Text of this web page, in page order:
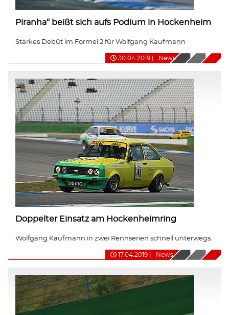
Piranha“ beißt sich aufs Podium in Hockenheim
Starkes Debüt im Formel 2 für Wolfgang Kaufmann
30.04.2019 News
Doppelter Einsatz am Hockenheimring
Wolfgang Kaufmann in zwei Rennserien schnell unterwegs.
17.04.2019 News